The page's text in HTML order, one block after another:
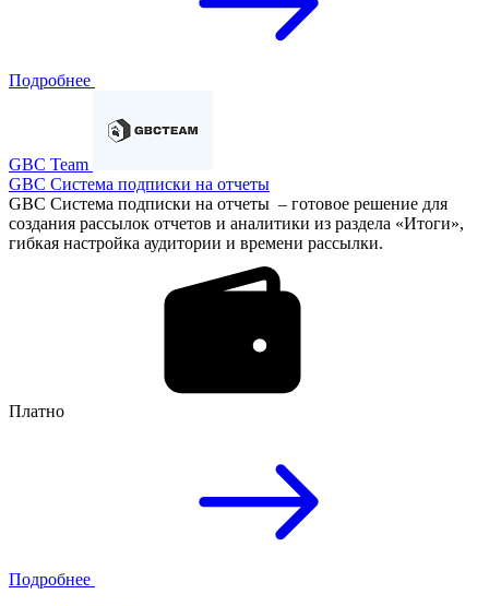
Подробнее
GBC Team
GBC Система подписки на отчеты
GBC Система подписки на отчеты – готовое решение для
создания рассылок отчетов и аналитики из раздела «Итоги»,
гибкая настройка аудитории и времени рассылки.
Платно
Подробнее